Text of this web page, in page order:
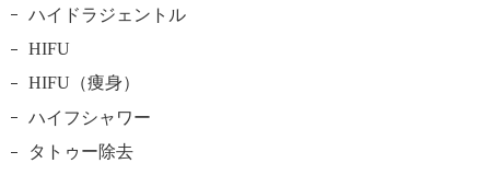
ハイドラジェントル
HIFU
HIFU（痩身）
ハイフシャワー
タトゥー除去